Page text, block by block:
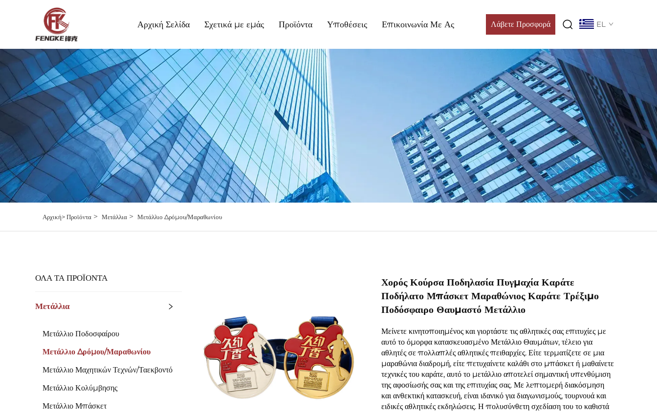
Αρχική Σελίδα Σχετικά με εμάς Προϊόντα Υποθέσεις Επικοινωνία Με Ας Λάβετε Προσφορά EL
Αρχική>Προϊόντα > Μετάλλια > Μετάλλιο Δρόμου/Μαραθωνίου
ΌΛΑ ΤΑ ΠΡΟΪΟΝΤΑ
Μετάλλια
Μετάλλιο Ποδοσφαίρου
Μετάλλιο Δρόμου/Μαραθωνίου
Μετάλλιο Μαχητικών Τεχνών/Ταεκβοντό
Μετάλλιο Κολύμβησης
Μετάλλιο Μπάσκετ
Χορός Κούρσα Ποδηλασία Πυγμαχία Καράτε
Ποδήλατο Μπάσκετ Μαραθώνιος Καράτε Τρέξιμο
Ποδόσφαιρο Θαυμαστό Μετάλλιο
Μείνετε κινητοποιημένος και γιορτάστε τις αθλητικές σας επιτυχίες με
αυτό το όμορφα κατασκευασμένο Μετάλλιο Θαυμάτων, τέλειο για
αθλητές σε πολλαπλές αθλητικές πειθαρχίες. Είτε τερματίζετε σε μια
μαραθώνια διαδρομή, είτε πετυχαίνετε καλάθι στο μπάσκετ ή μαθαίνετε
τεχνικές του καράτε, αυτό το μετάλλιο αποτελεί σημαντική υπενθύμιση
της αφοσίωσής σας και της επιτυχίας σας. Με λεπτομερή διακόσμηση
και ανθεκτική κατασκευή, είναι ιδανικό για διαγωνισμούς, τουρνουά και
ειδικές αθλητικές εκδηλώσεις. Η πολυσύνθετη σχεδίαση του το καθιστά